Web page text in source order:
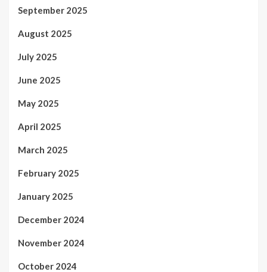
September 2025
August 2025
July 2025
June 2025
May 2025
April 2025
March 2025
February 2025
January 2025
December 2024
November 2024
October 2024